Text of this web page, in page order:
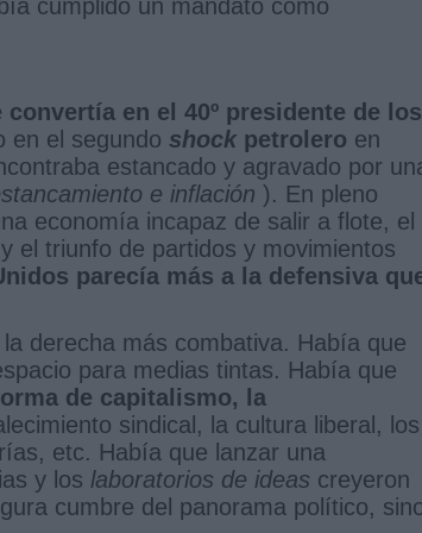
cumplido un mandato como
convertía en el 40º presidente de los
en el segundo shock petrolero en
estancado y agravado por
e inflación ). En pleno
economía incapaz de salir a flote, el
el triunfo de partidos y movimientos
parecía más a la defensiva
derecha más combativa. Había que
para medias tintas. Había que
de capitalismo, la
sindical, la cultura liberal, los
etc. Había que lanzar una
y los laboratorios de ideas creyeron
cumbre del panorama político,